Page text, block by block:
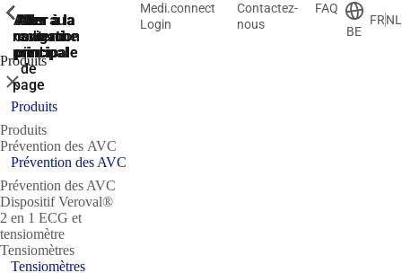
Aller à la
recherche
Aller à la
navigation
principale
Aller à la
navigation
principale
Aller au
contenu
principal
Aller
au
pied
de
page
Medi.connect
Login
Contactez-
nous
FAQ
BE
FRNL
Produits
ShowPrevious
Fermer
Produits
Produits
Prévention des AVC
ShowPrevious
Prévention des AVC
Prévention des AVC
Dispositif Veroval®
2 en 1 ECG et
tensiomètre
Tensiomètres
ShowPrevious
Tensiomètres
ShowPrevious
ShowPrevious
ShowPrevious
ShowPrevious